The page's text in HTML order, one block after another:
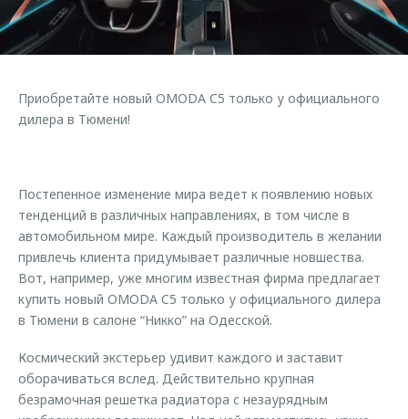
Страхование
Кредитный калькулятор
Одежда и сувениры
Трейд-ин
Калькулятор трейд-ин
Клиентская поддержка
O&J Автоклуб
Мы в соцсетях
Одежда и сувениры
Оригинальные аксессуары
Запчасти
Правовая информация
Обратная связь
Приобретайте новый OMODA C5 только у официального
дилера в Тюмени!
Постепенное изменение мира ведет к появлению новых
тенденций в различных направлениях, в том числе в
автомобильном мире. Каждый производитель в желании
привлечь клиента придумывает различные новшества.
Вот, например, уже многим известная фирма предлагает
купить новый OMODA C5 только у официального дилера
в Тюмени в салоне “Никко” на Одесской.
Космический экстерьер удивит каждого и заставит
оборачиваться вслед. Действительно крупная
безрамочная решетка радиатора с незаурядным